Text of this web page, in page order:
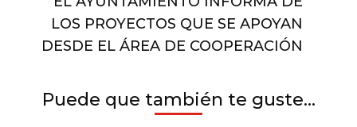
LOS PROYECTOS QUE SE APOYAN
DESDE EL ÁREA DE COOPERACIÓN
Puede que también te guste...